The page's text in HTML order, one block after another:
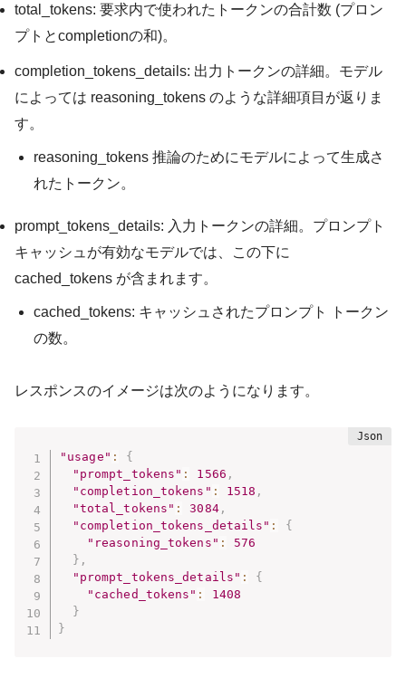
total_tokens: 要求内で使われたトークンの合計数 (プロン
プトとcompletionの和)。
completion_tokens_details: 出力トークンの詳細。モデル
によっては reasoning_tokens のような詳細項目が返りま
す。
reasoning_tokens 推論のためにモデルによって生成さ
れたトークン。
prompt_tokens_details: 入力トークンの詳細。プロンプト
キャッシュが有効なモデルでは、この下に
cached_tokens が含まれます。
cached_tokens: キャッシュされたプロンプト トークン
の数。
レスポンスのイメージは次のようになります。
"usage" :
{
"prompt_tokens" : 1566 ,
"completion_tokens" : 1518 ,
"total_tokens" : 3084,
"completion_tokens_details" :
{
"reasoning_tokens" :
576
} ,
"prompt_tokens_details" :
{
"cached_tokens" :
1408
}
}